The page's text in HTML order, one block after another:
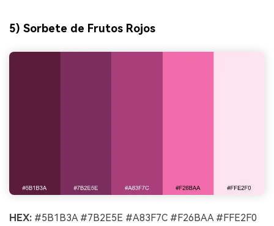
5) Sorbete de Frutos Rojos
HEX: #5B1B3A #7B2E5E #A83F7C #F26BAA #FFE2F0